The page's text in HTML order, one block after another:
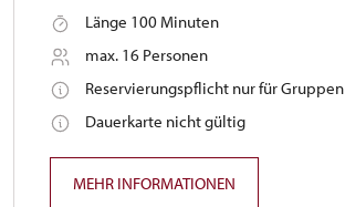
Länge 100 Minuten
max. 16 Personen
Reservierungspflicht nur für Gruppen
Dauerkarte nicht gültig
MEHR INFORMATIONEN